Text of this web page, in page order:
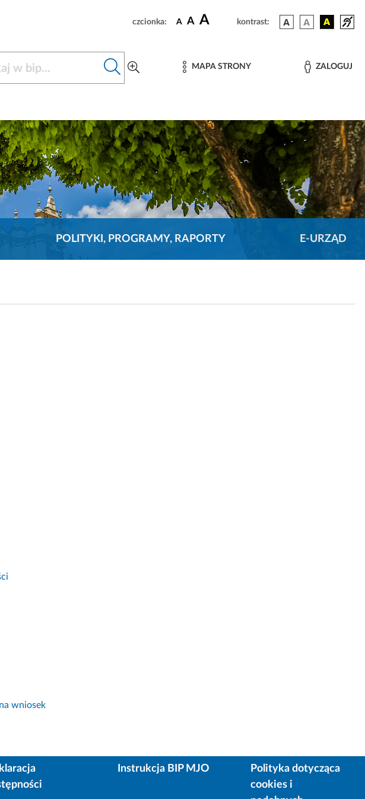
czcionka: A A A kontrast:
MAPA STRONY ZALOGUJ
POLITYKI, PROGRAMY, RAPORTY E-URZĄD
wniosek
Instrukcja BIP MJO
Polityka dotycząca
cookies i